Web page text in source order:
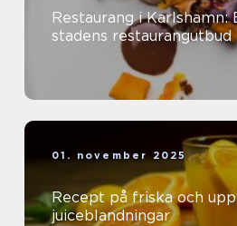
Restaurang i Karlshamn:
stadens restaurangutbud
01. november 2025
Recept på friska och
juiceblandningar